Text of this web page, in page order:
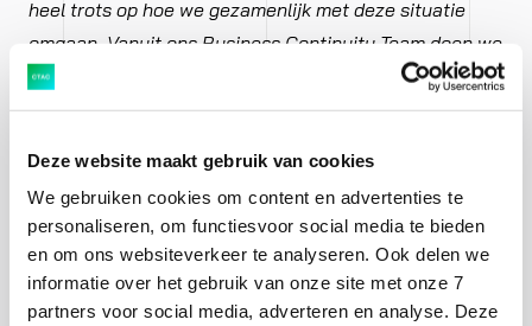
Deze website maakt gebruik van cookies
We gebruiken cookies om content en advertenties te
personaliseren, om functiesvoor social media te bieden
en om ons websiteverkeer te analyseren. Ook delen we
informatie over het gebruik van onze site met onze 7
partners voor social media, adverteren en analyse. Deze
heel trots op hoe we gezamenlijk met deze situatie
omgaan. Vanuit ons Business Continuity Team doen we
er alles aan om onze medewerkers een veilige
werkomgeving te bieden en om onze klanten ook in
Chief Financial Officer van Ctac Pieter-Paul
Saasen: “De impact en duur van de
overheidsmaatregelen in het kader van COVID-19 zijn
op dit moment niet in te schatten. Dit maakt het nu